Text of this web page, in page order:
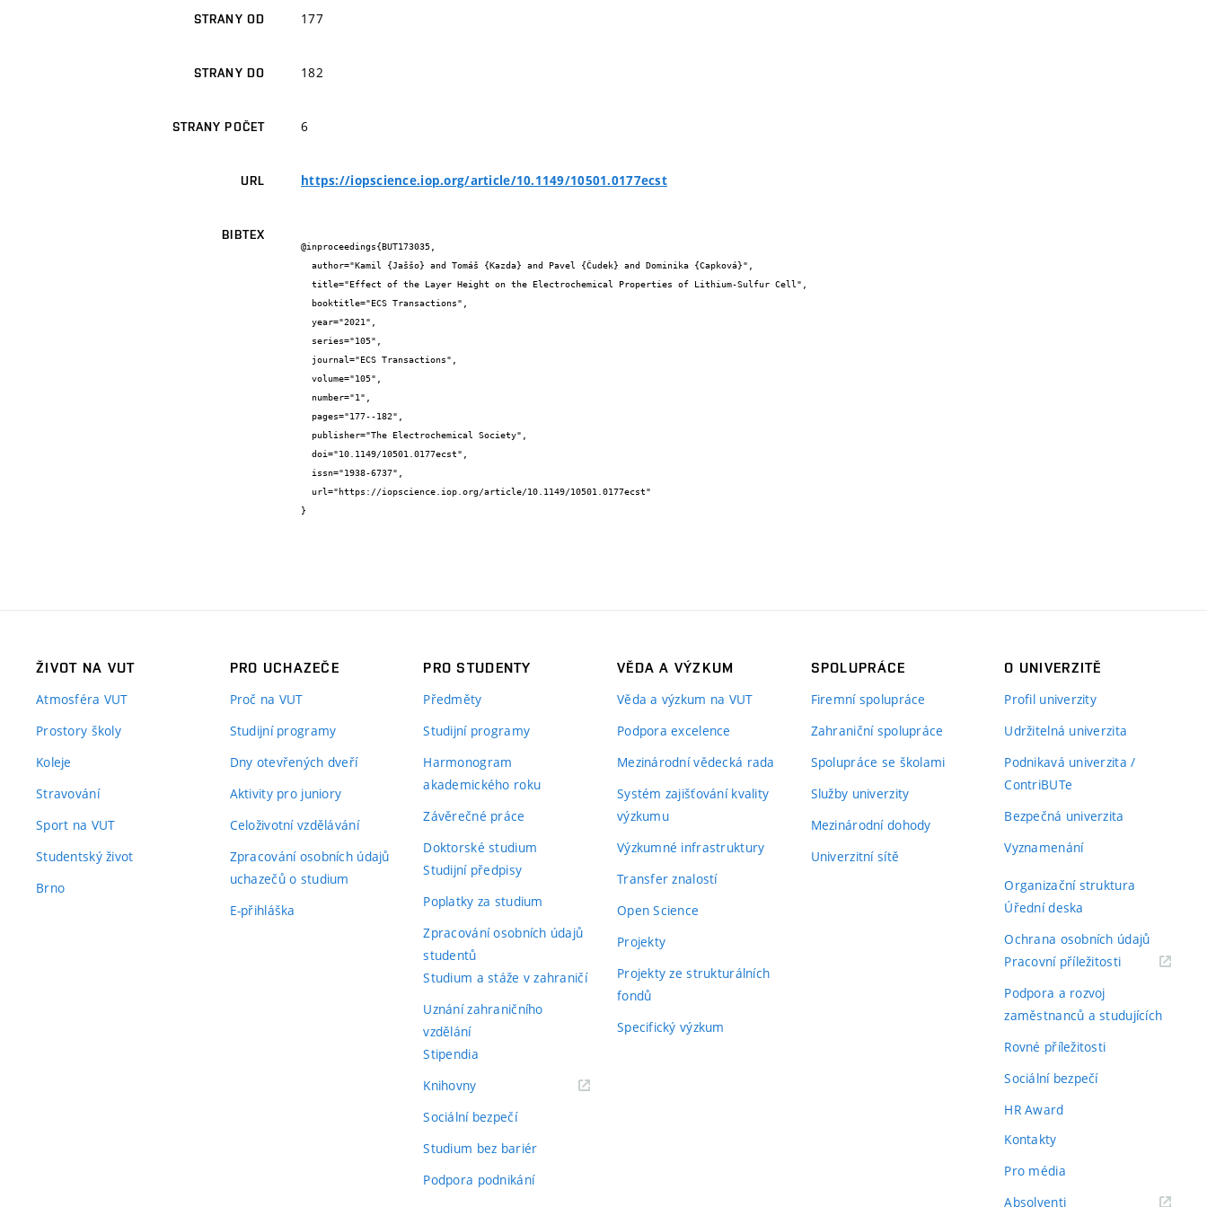
STRANY OD 177
STRANY DO 182
STRANY POČET 6
URL https://iopscience.iop.org/article/10.1149/10501.0177ecst
BIBTEX
@inproceedings{BUT173035,
}
ŽIVOT NA VUT
Atmosféra VUT
Prostory školy
Koleje
Stravování
Sport na VUT
Studentský život
Brno
PRO UCHAZEČE
Proč na VUT
Studijní programy
Dny otevřených dveří
Aktivity pro juniory
Celoživotní vzdělávání
Zpracování osobních údajů
uchazečů o studium
E-přihláška
PRO STUDENTY
Předměty
Studijní programy
Harmonogram
akademického roku
Závěrečné práce
Doktorské studium
Studijní předpisy
Poplatky za studium
Zpracování osobních údajů
studentů
Studium a stáže v zahraničí
Uznání zahraničního
vzdělání
Stipendia
Knihovny(externí
Sociální bezpečí
Studium bez bariér
Podpora podnikání
VĚDA A VÝZKUM
Věda a výzkum na VUT
Podpora excelence
Mezinárodní vědecká rada
Systém zajišťování kvality
výzkumu
Výzkumné infrastruktury
Transfer znalostí
Open Science
Projekty
Projekty ze strukturálních
fondů
Specifický výzkum
SPOLUPRÁCE
Firemní spolupráce
Zahraniční spolupráce
Spolupráce se školami
Služby univerzity
Mezinárodní dohody
Univerzitní sítě
O UNIVERZITĚ
Profil univerzity
Udržitelná univerzita
Podnikavá univerzita /
ContriBUTe
Bezpečná univerzita
Vyznamenání
Organizační struktura
Úřední deska
Ochrana osobních údajů
Pracovní příležitosti(externí
Podpora a rozvoj
zaměstnanců a studujících
Rovné příležitosti
Sociální bezpečí
HR Award
Kontakty
Pro média
Absolventi(externí